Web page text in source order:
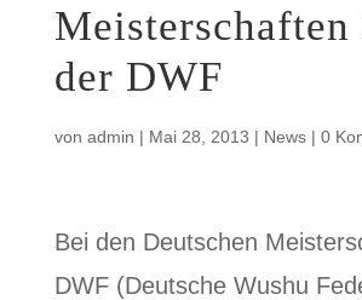
Meisterschaften
der DWF
von admin | Mai 28, 2013 | News| 0
Bei den Deutschen
DWF (Deutsche Wushu